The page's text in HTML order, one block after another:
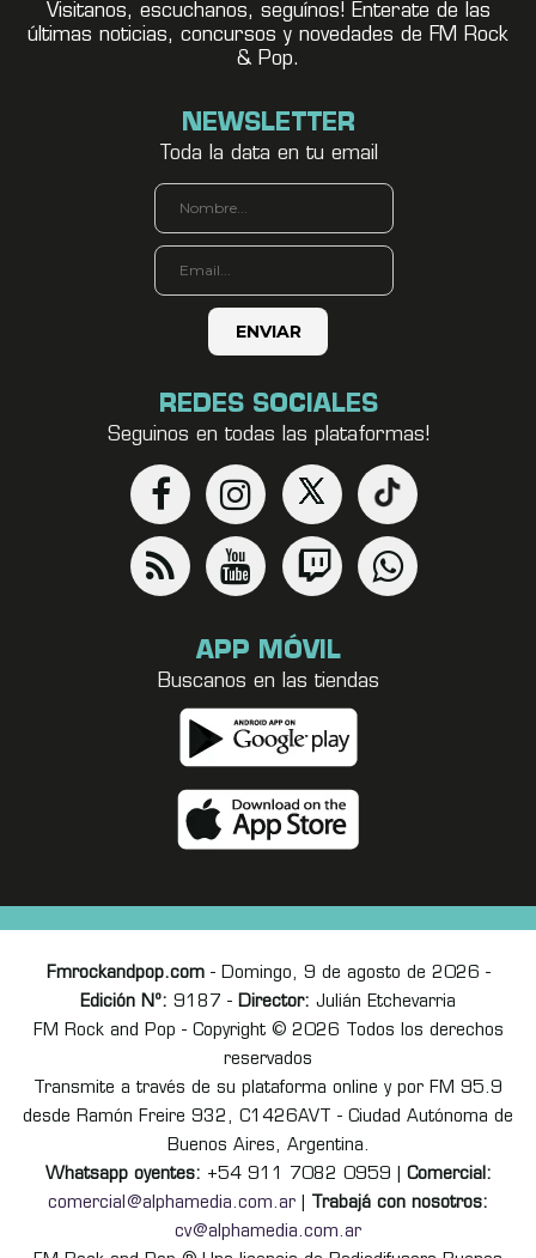
Visitanos, escuchanos, seguínos! Enterate de las
últimas noticias, concursos y novedades de FM Rock
& Pop.
NEWSLETTER
Toda la data en tu email
REDES SOCIALES
Seguinos en todas las plataformas!
APP MÓVIL
Buscanos en las tiendas
Fmrockandpop.com- Domingo, 9 de agosto de 2026 -
Edición Nº: 9187 - Director: Julián Etchevarria
FM Rock and Pop - Copyright © 2026 Todos los derechos
reservados
Transmite a través de su plataforma online y por FM 95.9
desde Ramón Freire 932, C1426AVT - Ciudad Autónoma de
Buenos Aires, Argentina.
Whatsapp oyentes: +54 911 7082 0959 | Comercial:
comercial@alphamedia.com.ar
Trabajá con nosotros:
cv@alphamedia.com.ar